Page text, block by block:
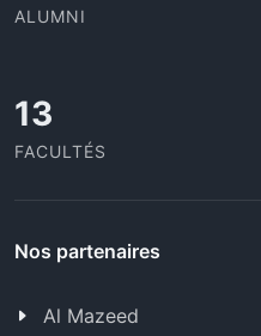
ALUMNI
13
FACULTÉS
Nos partenaires
Al Mazeed